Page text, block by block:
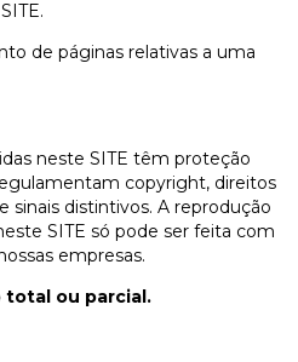
de páginas relativas a uma
neste SITE têm proteção
copyright, direitos
sinais distintivos. A reprodução
SITE só pode ser feita com
empresas.
total ou parcial.